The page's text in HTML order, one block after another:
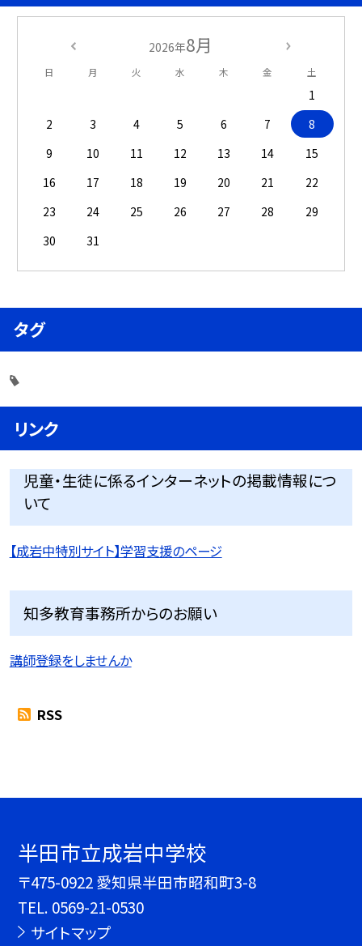
2026年8月
日 月 火 水 木 金 土
1
2
3 4 5 6 7
8
9
10 11 12 13 14
15
16
17 18 19 20 21
22
23
24 25 26 27 28
29
30
31
タグ
リンク
児童・生徒に係るインターネットの掲載情報につ
いて
【成岩中特別サイト】学習支援のページ
知多教育事務所からのお願い
講師登録をしませんか
RSS
半田市立成岩中学校
〒475-0922 愛知県半田市昭和町3-8
TEL. 0569-21-0530
サイトマップ